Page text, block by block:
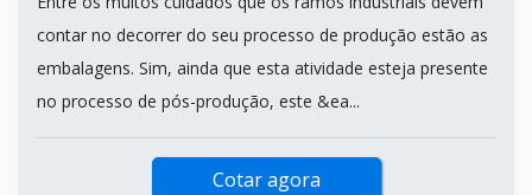
contar no decorrer do seu processo de produção estão as
embalagens. Sim, ainda que esta atividade esteja presente
no processo de pós-produção, este &ea...
Cotar agora